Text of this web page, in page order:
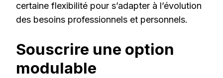
certaine flexibilité pour s’adapter à l’évolution
des besoins professionnels et personnels.
Souscrire une option
modulable